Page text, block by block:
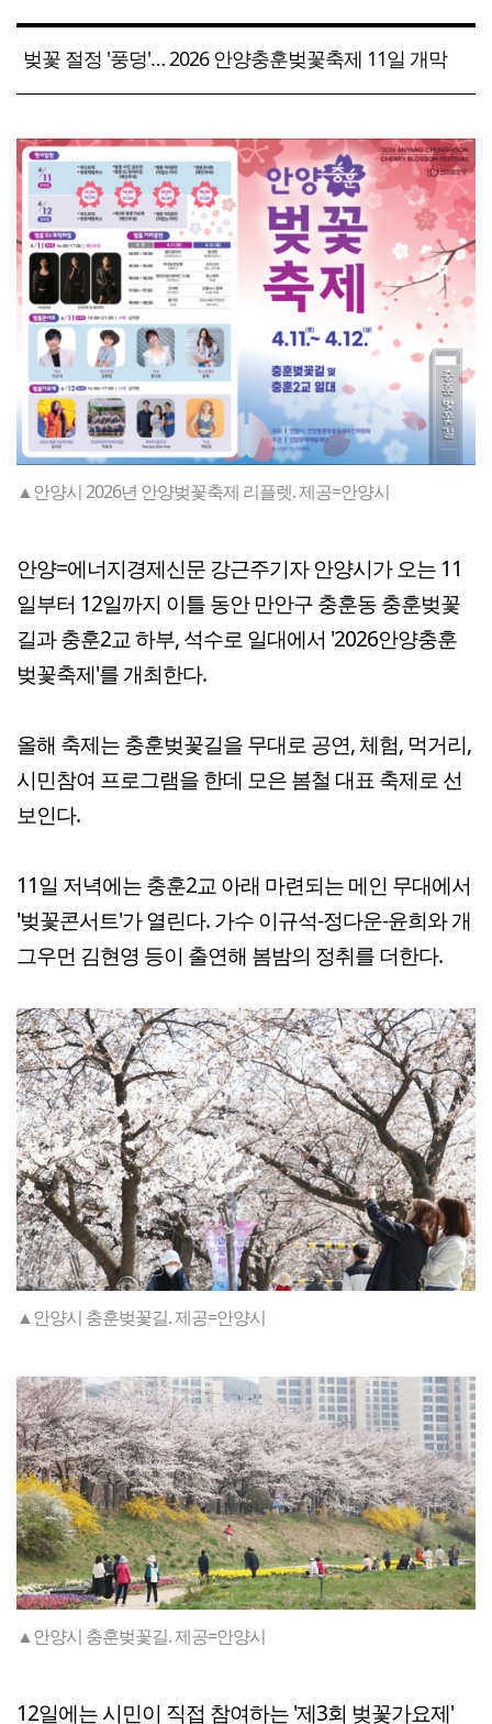
벚꽃 절정 '풍덩'… 2026 안양충훈벚꽃축제 11일 개막
▲안양시 2026년 안양벚꽃축제 리플렛. 제공=안양시
안양=에너지경제신문 강근주기자 안양시가 오는 11
일부터 12일까지 이틀 동안 만안구 충훈동 충훈벚꽃
길과 충훈2교 하부, 석수로 일대에서 '2026안양충훈
벚꽃축제'를 개최한다.
올해 축제는 충훈벚꽃길을 무대로 공연, 체험, 먹거리,
시민참여 프로그램을 한데 모은 봄철 대표 축제로 선
보인다.
11일 저녁에는 충훈2교 아래 마련되는 메인 무대에서
'벚꽃콘서트'가 열린다. 가수 이규석-정다운-윤희와 개
그우먼 김현영 등이 출연해 봄밤의 정취를 더한다.
▲안양시 충훈벚꽃길. 제공=안양시
▲안양시 충훈벚꽃길. 제공=안양시
12일에는 시민이 직접 참여하는 '제3회 벚꽃가요제'